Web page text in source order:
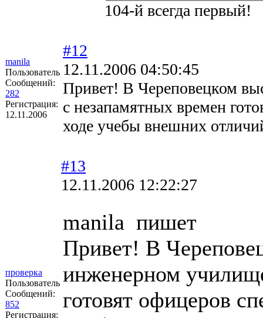
104-й всегда первый!
manila
Пользователь
Сообщений:
282
Регистрация:
12.11.2006
#12
12.11.2006 04:50:45
Привет! В Череповецком
с незапамятных времен
ходе учебы внешних
проверка
Пользователь
Сообщений:
852
Регистрация:
#13
12.11.2006 12:22:27
manila пишет
Привет! В
инженерном
готовят офицеров